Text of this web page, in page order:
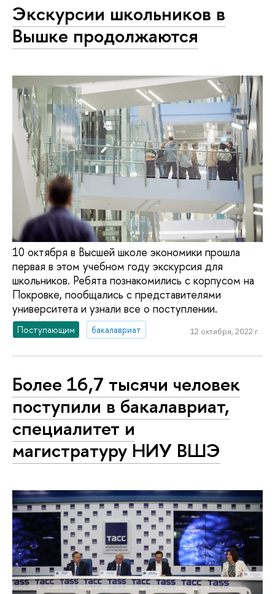
Экскурсии школьников в
Вышке продолжаются
10 октября в Высшей школе экономики прошла
первая в этом учебном году экскурсия для
школьников. Ребята познакомились с корпусом на
Покровке, пообщались с представителями
университета и узнали все о поступлении.
Поступающим бакалавриат 12 октября, 2022 г.
Более 16,7 тысячи человек
поступили в бакалавриат,
специалитет и
магистратуру НИУ ВШЭ